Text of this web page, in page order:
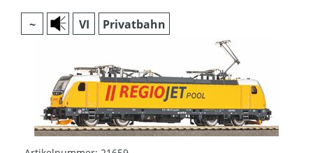
~ VI Privatbahn